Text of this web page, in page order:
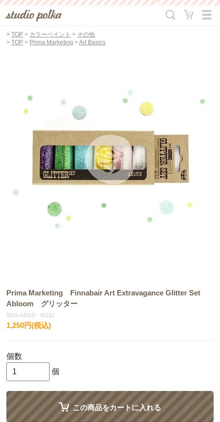
>TOP > カラーペイント > その他
>TOP > Prima Marketing >Art Basics
Prima Marketing Finnabair Art Extravagance Glitter Set
Abloom グリッター
5815-AEGS - 96161
1,250円(税込)
個数
個
この商品をカートに入れる